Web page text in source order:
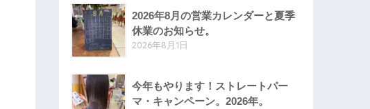
2026年8月の営業カレンダーと夏季
休業のお知らせ。
2026年8月1日
今年もやります！ストレートパー
マ・キャンペーン。2026年。